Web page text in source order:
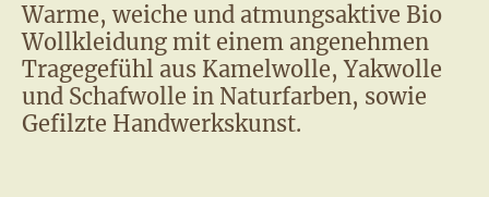
Warme, weiche und atmungsaktive Bio
Wollkleidung mit einem angenehmen
Tragegefühl aus Kamelwolle, Yakwolle
und Schafwolle in Naturfarben, sowie
Gefilzte Handwerkskunst.